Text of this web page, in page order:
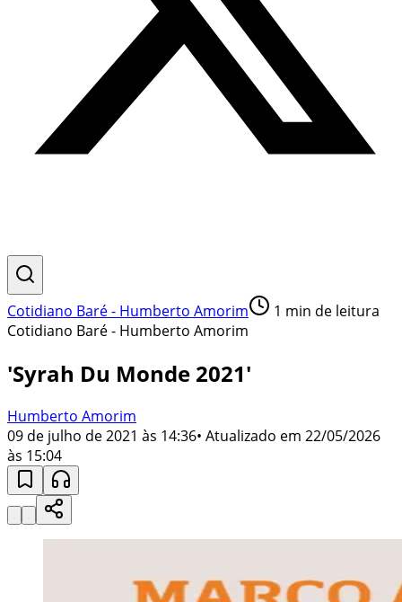
Cotidiano Baré - Humberto Amorim 1 min de leitura
Cotidiano Baré - Humberto Amorim
'Syrah Du Monde 2021'
Humberto Amorim
09 de julho de 2021 às 14:36• Atualizado em 22/05/2026
às 15:04